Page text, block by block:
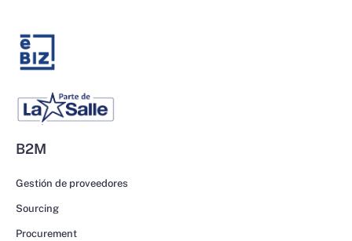
B2M
Gestión de proveedores
Sourcing
Procurement